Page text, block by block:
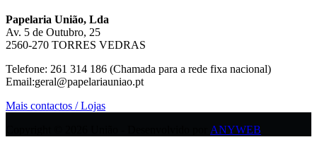
Papelaria União, Lda
Av. 5 de Outubro, 25
2560-270 TORRES VEDRAS
Telefone: 261 314 186 (Chamada para a rede fixa nacional)
Email:geral@papelariauniao.pt
Mais contactos / Lojas
ANYWEB